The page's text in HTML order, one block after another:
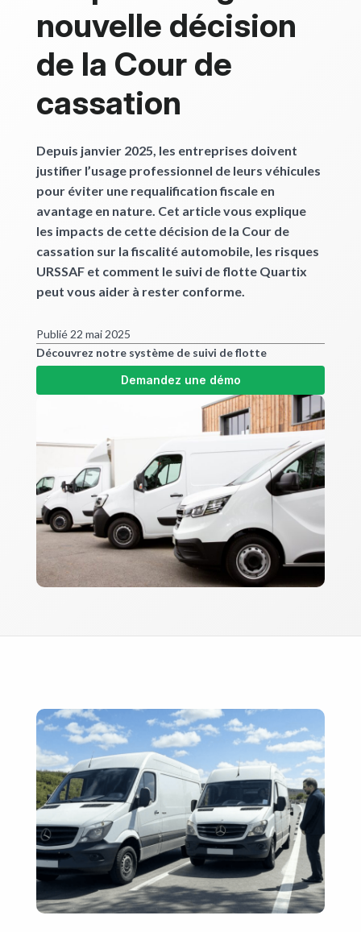
nouvelle décision
de la Cour de
cassation
Depuis janvier 2025, les entreprises doivent
justifier l’usage professionnel de leurs véhicules
pour éviter une requalification fiscale en
avantage en nature. Cet article vous explique
les impacts de cette décision de la Cour de
cassation sur la fiscalité automobile, les risques
URSSAF et comment le suivi de flotte Quartix
peut vous aider à rester conforme.
Publié 22 mai 2025
Découvrez notre système de suivi de flotte
Demandez une démo